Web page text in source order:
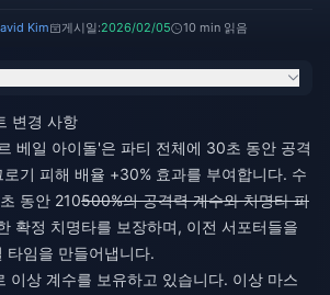
Kim 게시일:2026/02/05 10 min 읽음
변경 사항
베일 아이돌'은 파티 전체에 30초 동안 공격
기 피해 배율 +30% 효과를 부여합니다. 수
동안 210500%의 공격력 계수와 치명타 피
확정 치명타를 보장하며, 이전 서포터들을
타임을 만들어냅니다.
이상 계수를 보유하고 있습니다. 이상 마스